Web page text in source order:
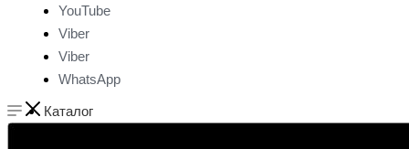
YouTube
Viber
Viber
WhatsApp
Каталог